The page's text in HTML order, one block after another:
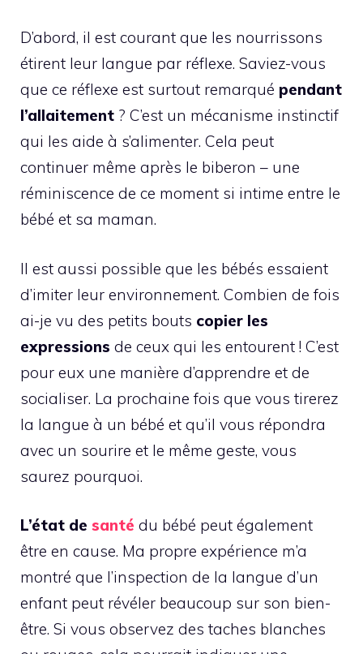
D’abord, il est courant que les nourrissons
étirent leur langue par réflexe. Saviez-vous
que ce réflexe est surtout remarqué pendant
l’allaitement ? C’est un mécanisme instinctif
qui les aide à s’alimenter. Cela peut
continuer même après le biberon – une
réminiscence de ce moment si intime entre le
bébé et sa maman.
Il est aussi possible que les bébés essaient
d’imiter leur environnement. Combien de fois
ai-je vu des petits bouts copier les
expressions de ceux qui les entourent ! C’est
pour eux une manière d’apprendre et de
socialiser. La prochaine fois que vous tirerez
la langue à un bébé et qu’il vous répondra
avec un sourire et le même geste, vous
saurez pourquoi.
L’état de santé du bébé peut également
être en cause. Ma propre expérience m’a
montré que l’inspection de la langue d’un
enfant peut révéler beaucoup sur son bien-
être. Si vous observez des taches blanches